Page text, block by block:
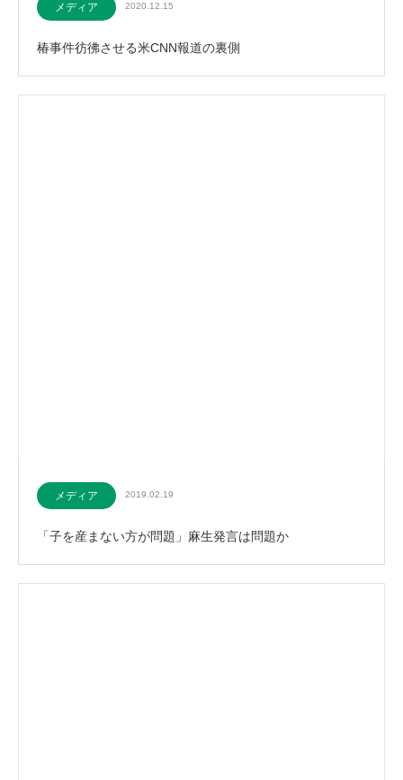
メディア 2020.12.15
椿事件彷彿させる米CNN報道の裏側
メディア 2019.02.19
「子を産まない方が問題」麻生発言は問題か